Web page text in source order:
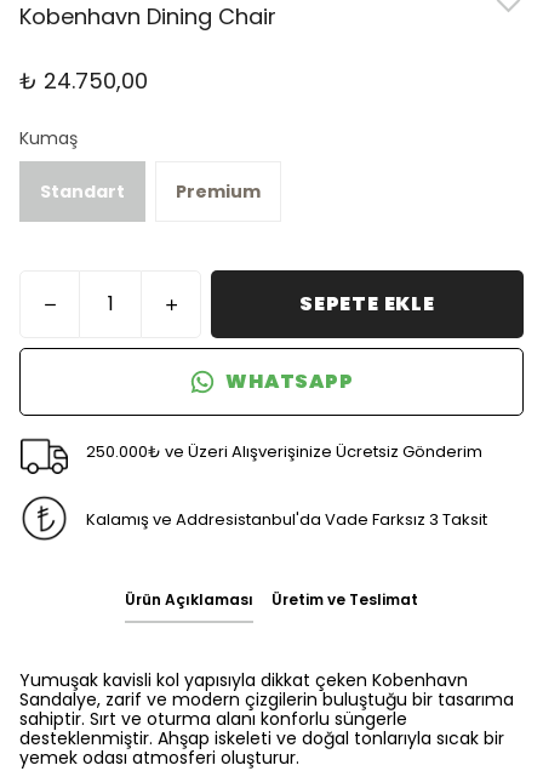
Kobenhavn Dining Chair
₺ 24.750,00
Kumaş
Standart Premium
SEPETE EKLE
WHATSAPP
250.000₺ ve Üzeri Alışverişinize Ücretsiz Gönderim
Kalamış ve Addresistanbul'da Vade Farksız 3 Taksit
Ürün Açıklaması Üretim ve Teslimat
Yumuşak kavisli kol yapısıyla dikkat çeken Kobenhavn
Sandalye, zarif ve modern çizgilerin buluştuğu bir tasarıma
sahiptir. Sırt ve oturma alanı konforlu süngerle
desteklenmiştir. Ahşap iskeleti ve doğal tonlarıyla sıcak bir
yemek odası atmosferi oluşturur.